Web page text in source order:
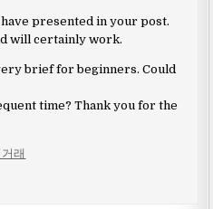
presented in your post.
will certainly work.
brief for beginners. Could
time? Thank you for the
래